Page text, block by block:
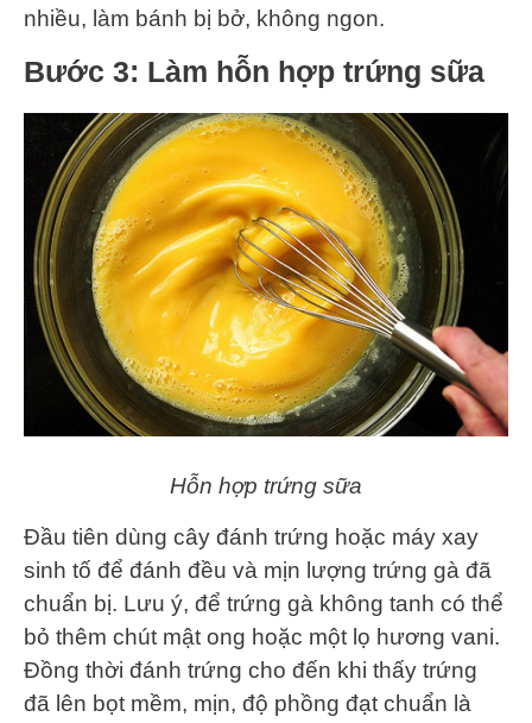
nhiều, làm bánh bị bở, không ngon.
Bước 3: Làm hỗn hợp trứng sữa
Hỗn hợp trứng sữa
Đầu tiên dùng cây đánh trứng hoặc máy xay
sinh tố để đánh đều và mịn lượng trứng gà đã
chuẩn bị. Lưu ý, để trứng gà không tanh có thể
bỏ thêm chút mật ong hoặc một lọ hương vani.
Đồng thời đánh trứng cho đến khi thấy trứng
đã lên bọt mềm, mịn, độ phồng đạt chuẩn là